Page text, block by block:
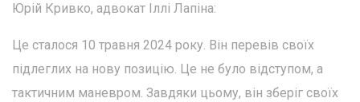
Юрій Кривко, адвокат Іллі Лапіна:
Це сталося 10 травня 2024 року. Він перевів своїх
підлеглих на нову позицію. Це не було відступом, а
тактичним маневром. Завдяки цьому, він зберіг своїх